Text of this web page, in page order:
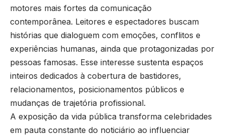
motores mais fortes da comunicação
contemporânea. Leitores e espectadores buscam
histórias que dialoguem com emoções, conflitos e
experiências humanas, ainda que protagonizadas por
pessoas famosas. Esse interesse sustenta espaços
inteiros dedicados à cobertura de bastidores,
relacionamentos, posicionamentos públicos e
mudanças de trajetória profissional.
A exposição da vida pública transforma celebridades
em pauta constante do noticiário ao influenciar